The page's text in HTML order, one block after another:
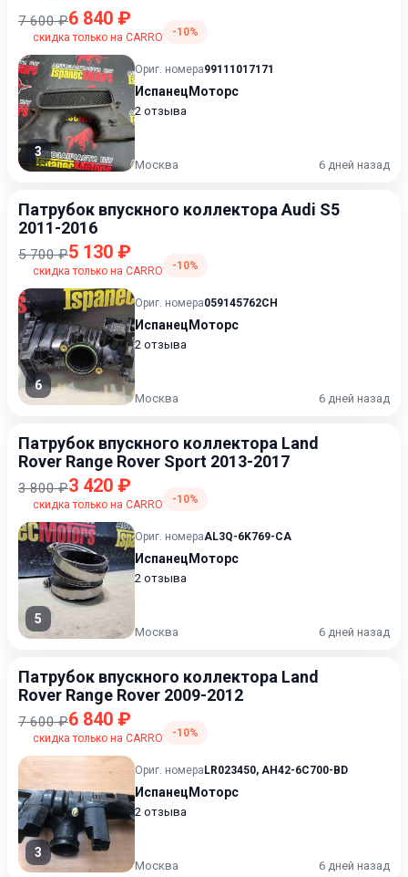
7 600 ₽6 840 ₽
скидка только на CARRO -10%
3
Ориг. номера99111017171
ИспанецМоторс
2 отзыва
Москва 6 дней назад
Патрубок впускного коллектора Audi S5
2011-2016
5 700 ₽5 130 ₽
скидка только на CARRO -10%
6
Ориг. номера059145762CH
ИспанецМоторс
2 отзыва
Москва 6 дней назад
Патрубок впускного коллектора Land
Rover Range Rover Sport 2013-2017
3 800 ₽3 420 ₽
скидка только на CARRO -10%
5
Ориг. номераAL3Q-6K769-CA
ИспанецМоторс
2 отзыва
Москва 6 дней назад
Патрубок впускного коллектора Land
Rover Range Rover 2009-2012
7 600 ₽6 840 ₽
скидка только на CARRO -10%
3
Ориг. номера LR023450, AH42-6C700-BD
ИспанецМоторс
2 отзыва
Москва 6 дней назад